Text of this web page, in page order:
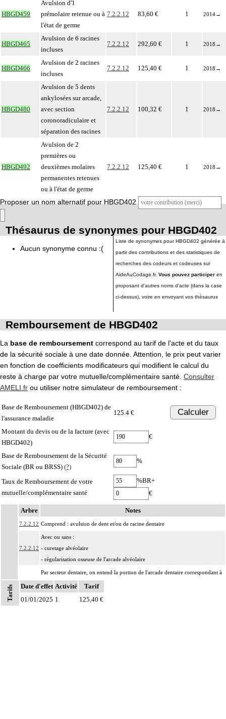
HBGD459
Avulsion d'1
prémolaire retenue ou à
l'état de germe
7.2.2.12 83,60 € 1 2014→
HBGD465
Avulsion de 6 racines
incluses
7.2.2.12 292,60 € 1 2018 →
HBGD466
Avulsion de 2 racines
incluses
7.2.2.12 125,40 € 1 2018 →
HBGD480
Avulsion de 5 dents
ankylosées sur arcade,
avec section
coronoradiculaire et
séparation des racines
7.2.2.12 100,32 € 1 2018 →
HBGD492
Avulsion de 2
premières ou
deuxièmes molaires
permanentes retenues
ou à l'état de germe
7.2.2.12 125,40 € 1 2018 →
Proposer un nom alternatif pour HBGD402
Thésaurus de synonymes pour HBGD402
Aucun synonyme connu :(
Liste de synonymes pour HBGD402 générée à
partir des contributions et des statistiques de
recherches des codeurs et codeuses sur
AideAuCodage.fr. Vous pouvez participer en
proposant d'autres noms d'acte (dans la case
ci-dessus), voire en envoyant vos thésaurus
Remboursement de HBGD402
La base de remboursement correspond au tarif de l'acte et du taux
de la sécurité sociale à une date donnée. Attention, le prix peut varier
en fonction de coefficients modificateurs qui modifient le calcul du
reste à charge par votre mutuelle/complémentaire santé. Consulter
AMELI.fr ou utiliser notre simulateur de remboursement :
Base de Remboursement (HBGD402) de
l'assurance maladie
125.4 € Calculer
Montant du devis ou de la facture (avec
HBGD402)
€
Base de Remboursement de la Sécurité
Sociale (BR ou BRSS) (?)
%
Taux de Remboursement de votre
mutuelle/complémentaire santé
%BR+
€
Notes
Arbre Notes
7.2.2.12 Comprend : avulsion de dent et/ou de racine dentaire
7.2.2.12
Avec ou sans :
- curetage alvéolaire
- régularisation osseuse de l'arcade alvéolaire
7.2.2
Par secteur dentaire, on entend la portion de l'arcade dentaire correspondant à
l'implantation habituelle des dents considérées, que cette portion soit dentée ou
non.
Tarifs Date d'effet Activité
Tarif
01/01/2025 1 125,40 €